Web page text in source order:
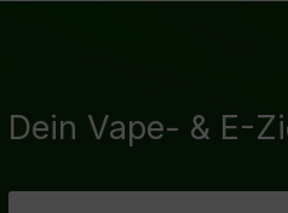
Dein Vape- & E-